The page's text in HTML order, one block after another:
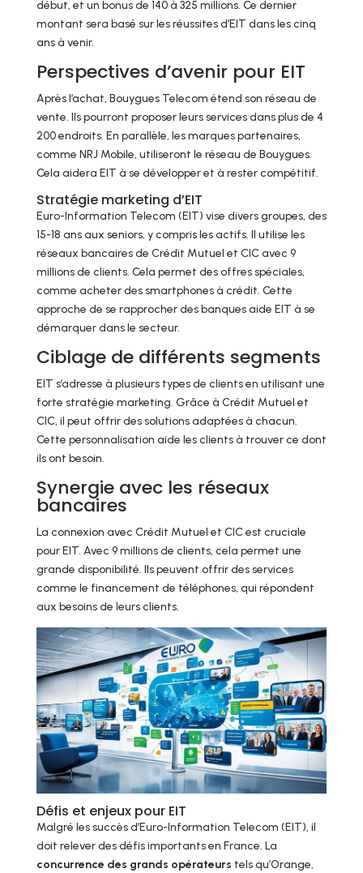
début, et un bonus de 140 à 325 millions. Ce dernier
montant sera basé sur les réussites d’EIT dans les cinq
ans à venir.
Perspectives d’avenir pour EIT
Après l’achat, Bouygues Telecom étend son réseau de
vente. Ils pourront proposer leurs services dans plus de 4
200 endroits. En parallèle, les marques partenaires,
comme NRJ Mobile, utiliseront le réseau de Bouygues.
Cela aidera EIT à se développer et à rester compétitif.
Stratégie marketing d’EIT
Euro-Information Telecom (EIT) vise divers groupes, des
15-18 ans aux seniors, y compris les actifs. Il utilise les
réseaux bancaires de Crédit Mutuel et CIC avec 9
millions de clients. Cela permet des offres spéciales,
comme acheter des smartphones à crédit. Cette
approche de se rapprocher des banques aide EIT à se
démarquer dans le secteur.
Ciblage de différents segments
EIT s’adresse à plusieurs types de clients en utilisant une
forte stratégie marketing. Grâce à Crédit Mutuel et
CIC, il peut offrir des solutions adaptées à chacun.
Cette personnalisation aide les clients à trouver ce dont
ils ont besoin.
Synergie avec les réseaux
bancaires
La connexion avec Crédit Mutuel et CIC est cruciale
pour EIT. Avec 9 millions de clients, cela permet une
grande disponibilité. Ils peuvent offrir des services
comme le financement de téléphones, qui répondent
aux besoins de leurs clients.
Défis et enjeux pour EIT
Malgré les succès d’Euro-Information Telecom (EIT), il
doit relever des défis importants en France. La
concurrence des grands opérateurs tels qu’Orange,